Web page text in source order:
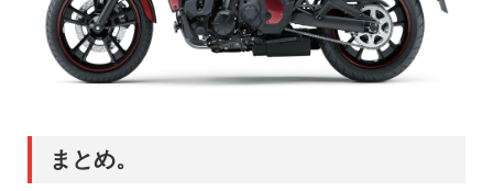
まとめ。